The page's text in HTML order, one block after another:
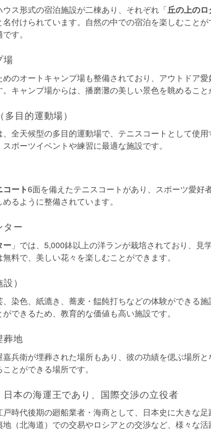
ス形式の宿泊施設が二棟あり、それぞれ「丘の上のロ
名付けられています。自然の中での宿泊を楽しむこと
す。
場
のオートキャンプ場も整備されており、アウトドア
キャンプ場からは、播磨灘の美しい景色を眺めること
目的運動場）
、全天候型の多目的運動場で、テニスコートとして使
ポーツイベントや練習に最適な施設です。
コート6面を備えたテニスコートがあり、スポーツ愛好
るように整備されています。
ター
ー 」では、5,000鉢以上の洋ランが栽培されており、見
料で、美しい花々を楽しむことができます。
）
、染色、紙漉き、蕎麦・饂飩打ちなどの体験ができる
できるため、教育的な価値も高い施設です。
葬地
兵衛が埋葬された場所もあり、彼の功績を偲ぶ場所
とができる場所です。
本の海運王であり、国際交渉の立役者
時代後期の廻船業者・海商として、日本史に大きな足
（北海道）での交易やロシアとの交渉など、様々な活